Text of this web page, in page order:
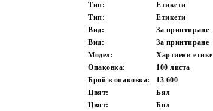
Тип:
Етикети
Тип:
Етикети
Вид:
За принтиране
Вид:
За принтиране
Модел:
Хартиени
Опаковка:
100 листа
Брой в опаковка:
13 600
Цвят:
Бял
Цвят:
Бял